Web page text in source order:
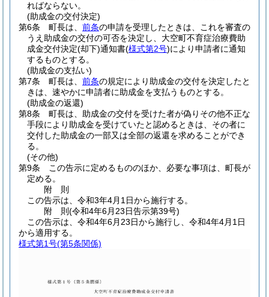
ればならない。
(助成金の交付決定)
第6条
町長は、 前条の申請を受理したときは、これを審査の
うえ助成金の交付の可否を決定し、大空町不育症治療費助
成金交付決定(却下)通知書(様式第2号)により申請者に通知
するものとする。
(助成金の支払い)
第7条
町長は、 前条の規定により助成金の交付を決定したと
きは、速やかに申請者に助成金を支払うものとする。
(助成金の返還)
第8条
町長は、助成金の交付を受けた者が偽りその他不正な
手段により助成金を受けていたと認めるときは、その者に
交付した助成金の一部又は全部の返還を求めることができ
る。
(その他)
第9条
この告示に定めるもののほか、必要な事項は、町長が
定める。
附 則
この告示は、令和3年4月1日から施行する。
附 則(令和4年6月23日告示第39号)
この告示は、令和4年6月23日から施行し、令和4年4月1日
から適用する。
様式第1号(第5条関係)